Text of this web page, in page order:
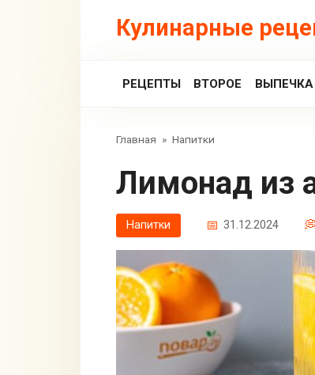
Кулинарные
РЕЦЕПТЫ ВТОРОЕ ВЫПЕЧКА
Главная » Напитки
Лимонад из
Напитки 31.12.2024